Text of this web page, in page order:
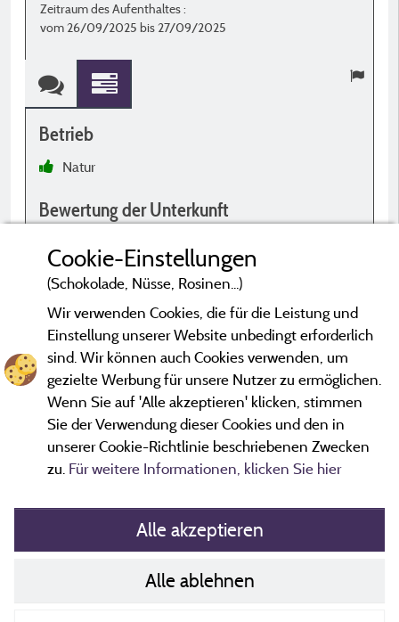
Zeitraum des Aufenthaltes :
vom 26/09/2025 bis 27/09/2025
Betrieb
Natur
Bewertung der Unterkunft
*Bewertungen, die nicht älter als drei Jahre sind und einer
Überprüfung unterzogen wurden.Mehr Informationen
Richtlinien zu Cookies
Cookie-Einstellungen
(Schokolade, Nüsse, Rosinen...)
Wir verwenden Cookies, die für die Leistung und
Einstellung unserer Website unbedingt erforderlich
sind. Wir können auch Cookies verwenden, um
gezielte Werbung für unsere Nutzer zu ermöglichen.
Wenn Sie auf 'Alle akzeptieren' klicken, stimmen
Sie der Verwendung dieser Cookies und den in
unserer Cookie-Richtlinie beschriebenen Zwecken
zu. Für weitere Informationen, klicken Sie hier
Alle akzeptieren
Alle ablehnen